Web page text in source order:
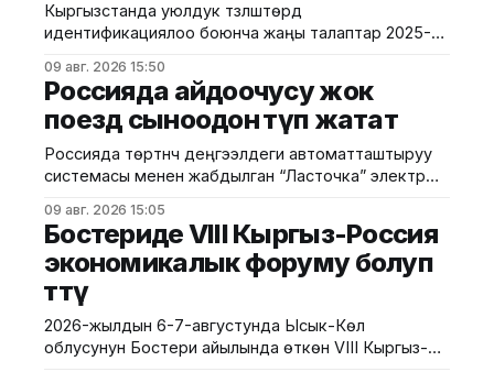
Кыргызстанда уюлдук түзүлүштөрдү
идентификациялоо боюнча жаңы талаптар 2025-
байланыштуу Бажы кызматы жарандарды
смартфон сатып алууда анын расмий түрдө өлкөгө
киргизилгенине жана каттоодон өткөнүнө көңүл
максаты — уюлдук түзүлүштөрдүн мыйзамдуу
жүгүртүлүшүн камсыз кылуу, контрабандага бөгөт коюу
жана керектөөчүлөрдүн укугун коргоо.
09 авг. 2026 15:50
Россияда айдоочусу жок
поезд сыноодон өтүп жатат
Россияда төртүнчү деңгээлдеги автоматташтыруу
системасы менен жабдылган “Ласточка” электр
борбордук шакек темир жолунда (МЦК) өткөрүлүп
жатат. Бул тууралуу РИА-Новости маалымдады.
Билдирүүгө караганда, жаңы технологиянын өзгөчөлүгү
— поездди башкаруу үчүн анын ичинде машинисттин
болушу талап кылынбайт. Поезд өз алдынча
ылдамдап, тормоз басып, эшиктерди ачып-жабат.
Анын
09 авг. 2026 15:05
Бостериде VIII Кыргыз-Россия
экономикалык форуму болуп
өттү
2026-жылдын 6-7-августунда Ысык-Көл
облусунун Бостери айылында өткөн VIII Кыргыз-